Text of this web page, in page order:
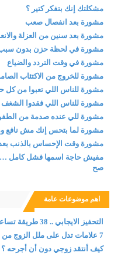
مشكلتك إنك بتفكر كتير ؟
مشورة بعد انفصال صعب
مشورة بعد سنين من العزلة
مشورة في لحظة حزن بدون
مشورة في وقت التردد والضياع
مشورة للخروج من الاكتئاب
مشورة للناس اللي تعبوا من كل
مشورة للناس اللي فقدوا الشغف
مشورة للي عنده صدمة من
مشورة لما بتحس إنك مش نافع
مشورة وقت الإحساس بالذنب
مفيش حاجة اسمها فشل كامل
صح
اهم موضوعات عامة
التحفيز الايجابي .. 38 طريقة تساعدك لتحفيز نفسك على العمل والتطور
7 علامات تدل على ملل الزوج من الزوجة
كيف أنتقد زوجي دون أن أجرحه ؟